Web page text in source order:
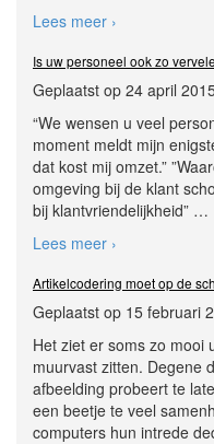
Lees meer ›
Is uw personeel ook zo
Geplaatst op 24 april
“We wensen u veel
moment meldt mijn
dat kost mij omzet.”
omgeving bij de klant
bij klantvriendelijkheid” …
Lees meer ›
Artikelcodering moet op de
Geplaatst op 15 februari
Het ziet er soms zo mooi
muurvast zitten. Degene
afbeelding probeert te
een beetje te veel
computers hun intrede